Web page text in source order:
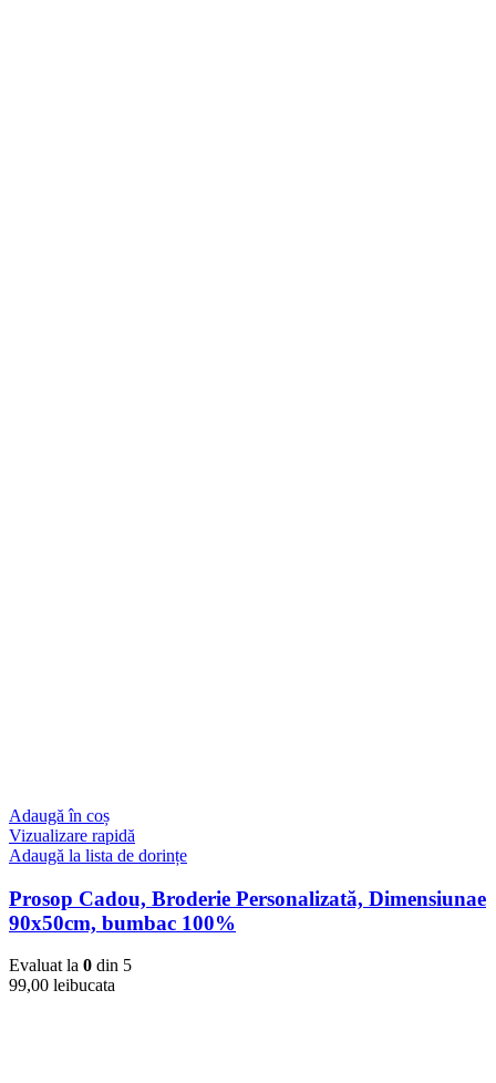
Adaugă în coș
Vizualizare rapidă
Adaugă la lista de dorințe
Prosop Cadou, Broderie Personalizată, Dimensiunae
90x50cm, bumbac 100%
Evaluat la 0 din 5
99,00 leibucata